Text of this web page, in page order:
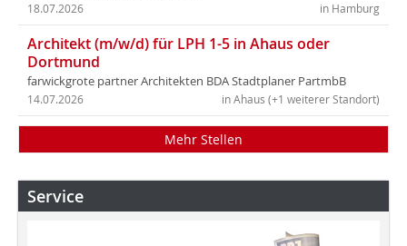
in Hamburg
18.07.2026
Architekt (m/w/d) für LPH 1-5 in Ahaus oder
Dortmund
farwickgrote partner Architekten BDA Stadtplaner PartmbB
in Ahaus (+1 weiterer Standort)
14.07.2026
Mehr Stellen
Service